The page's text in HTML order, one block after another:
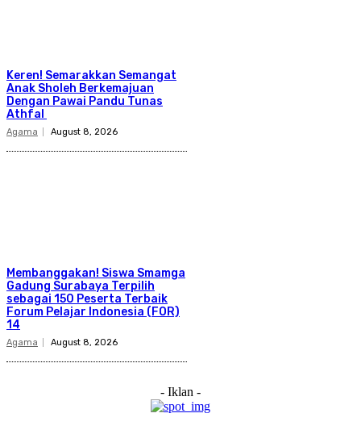
Keren! Semarakkan Semangat
Anak Sholeh Berkemajuan
Dengan Pawai Pandu Tunas
Athfal
Agama August 8, 2026
Membanggakan! Siswa Smamga
Gadung Surabaya Terpilih
sebagai 150 Peserta Terbaik
Forum Pelajar Indonesia (FOR)
14
Agama August 8, 2026
- Iklan -